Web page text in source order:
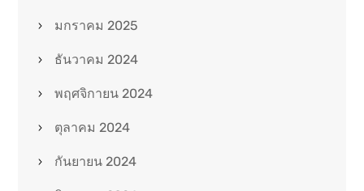
มกราคม 2025
ธันวาคม 2024
พฤศจิกายน 2024
ตุลาคม 2024
กันยายน 2024